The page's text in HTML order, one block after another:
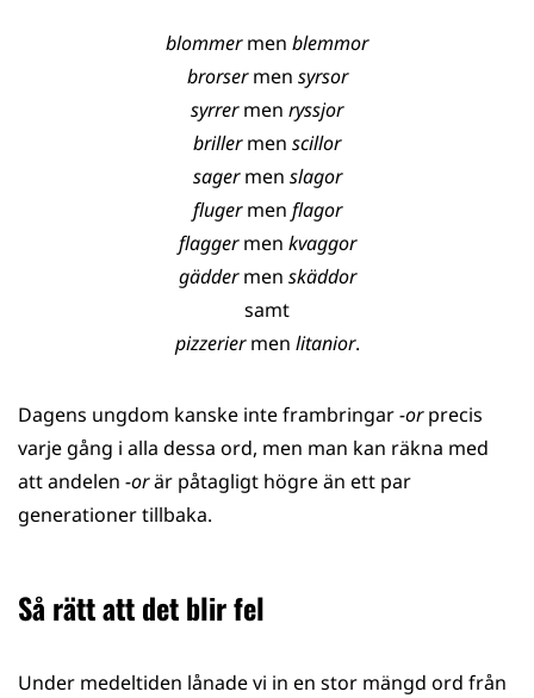
blommermen blemmor
brorsermen syrsor
syrrermen ryssjor
brillermen scillor
sagermen slagor
flugermen flagor
flaggermen kvaggor
gäddermen skäddor
samt
pizzeriermen litanior.
Dagens ungdom kanske inte frambringar-orprecis
varje gång i alla dessa ord, men man kan räkna med
att andelen -orär påtagligt högre än ett par
generationer tillbaka.
Så rätt att det blir fel
Under medeltiden lånade vi in en stor mängd ord från